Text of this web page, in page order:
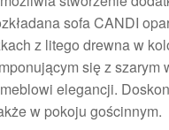
sofa CANDI
z litego drewna w
się z szarym
elegancji.
w pokoju gościnnym.